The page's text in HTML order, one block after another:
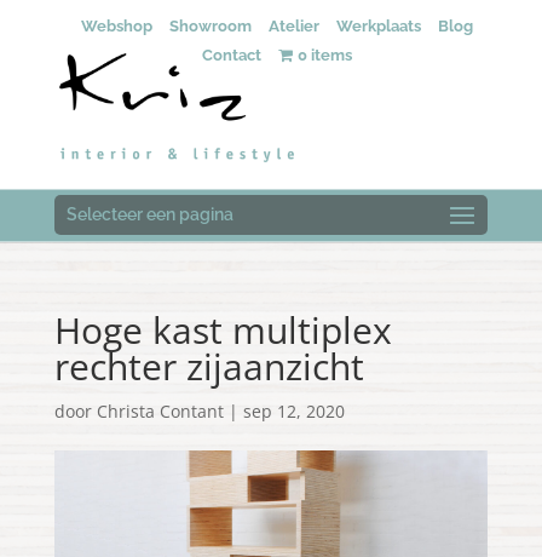
Webshop Showroom Atelier Werkplaats
Blog
Contact
0 items
Selecteer een pagina
Hoge kast multiplex
rechter zijaanzicht
door Christa Contant| sep 12, 2020